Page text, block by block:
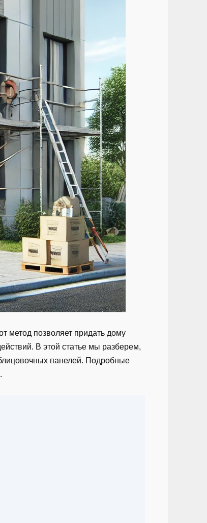
метод позволяет придать дому
В этой статье мы разберем,
панелей. Подробные